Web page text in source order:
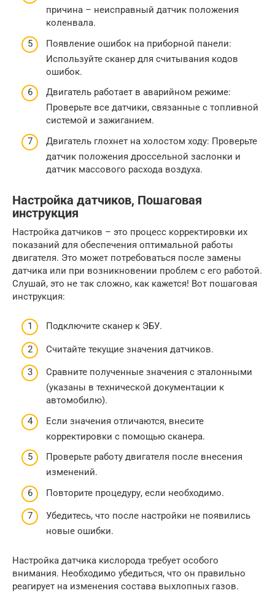
причина – неисправный датчик положения
коленвала.
Появление ошибок на приборной панели:
Используйте сканер для считывания кодов
ошибок.
Двигатель работает в аварийном режиме:
Проверьте все датчики, связанные с топливной
системой и зажиганием.
Двигатель глохнет на холостом ходу: Проверьте
датчик положения дроссельной заслонки и
датчик массового расхода воздуха.
Настройка датчиков, Пошаговая
инструкция
Настройка датчиков – это процесс корректировки их
показаний для обеспечения оптимальной работы
двигателя. Это может потребоваться после замены
датчика или при возникновении проблем с его работой.
Слушай, это не так сложно, как кажется! Вот пошаговая
инструкция:
Подключите сканер к ЭБУ.
Считайте текущие значения датчиков.
Сравните полученные значения с эталонными
(указаны в технической документации к
автомобилю).
Если значения отличаются, внесите
корректировки с помощью сканера.
Проверьте работу двигателя после внесения
изменений.
Повторите процедуру, если необходимо.
Убедитесь, что после настройки не появились
новые ошибки.
Настройка датчика кислорода требует особого
внимания. Необходимо убедиться, что он правильно
реагирует на изменения состава выхлопных газов.